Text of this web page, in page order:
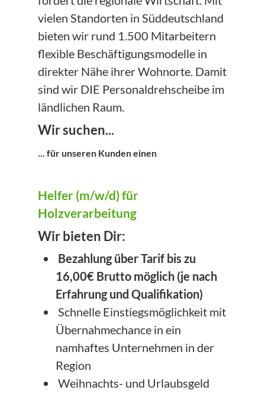
vielen Standorten in Süddeutschland
bieten wir rund 1.500 Mitarbeitern
flexible Beschäftigungsmodelle in
direkter Nähe ihrer Wohnorte. Damit
sind wir DIE Personaldrehscheibe im
ländlichen Raum.
Wir suchen...
... für unseren Kunden einen
Helfer (m/w/d) für
Holzverarbeitung
Wir bieten Dir:
Bezahlung über Tarif bis zu
16,00€ Brutto möglich (je nach
Erfahrung und Qualifikation)
Schnelle Einstiegsmöglichkeit mit
Übernahmechance in ein
namhaftes Unternehmen in der
Region
Weihnachts- und Urlaubsgeld